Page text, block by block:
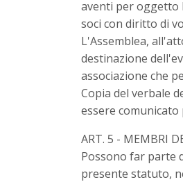
aventi per oggetto
soci con diritto di
L'Assemblea,
destinazione
associazione che
Copia del verbale
essere comunicato
ART. 5 - MEMBRI
Possono far parte
presente statuto,